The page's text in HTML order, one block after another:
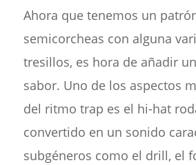
Ahora que tenemos un
semicorcheas con alguna
tresillos, es hora de añadir
sabor. Uno de los aspectos
del ritmo trap es el hi-hat
convertido en un sonido
subgéneros como el drill, el